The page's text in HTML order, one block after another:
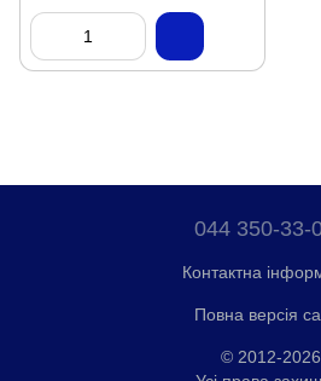
044 350-33-
Контактна
Повна версія
© 2012-2026